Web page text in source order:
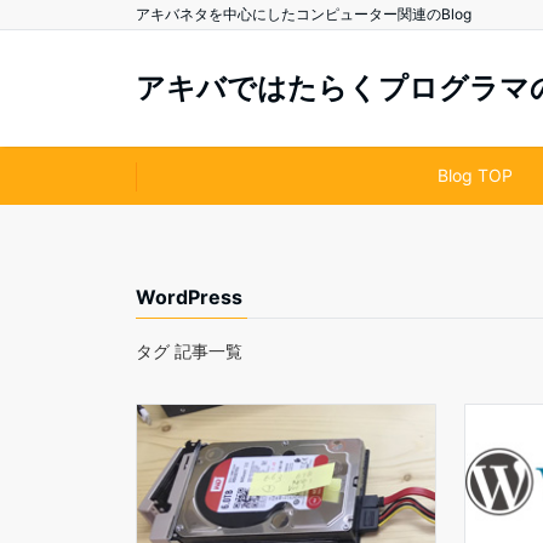
アキバネタを中心にしたコンピューター関連のBlog
アキバではたらくプログラマ
Blog TOP
WordPress
タグ 記事一覧